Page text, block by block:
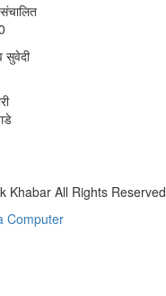
संचालित
सुवेदी
Khabar All Rights Reserved
Computer